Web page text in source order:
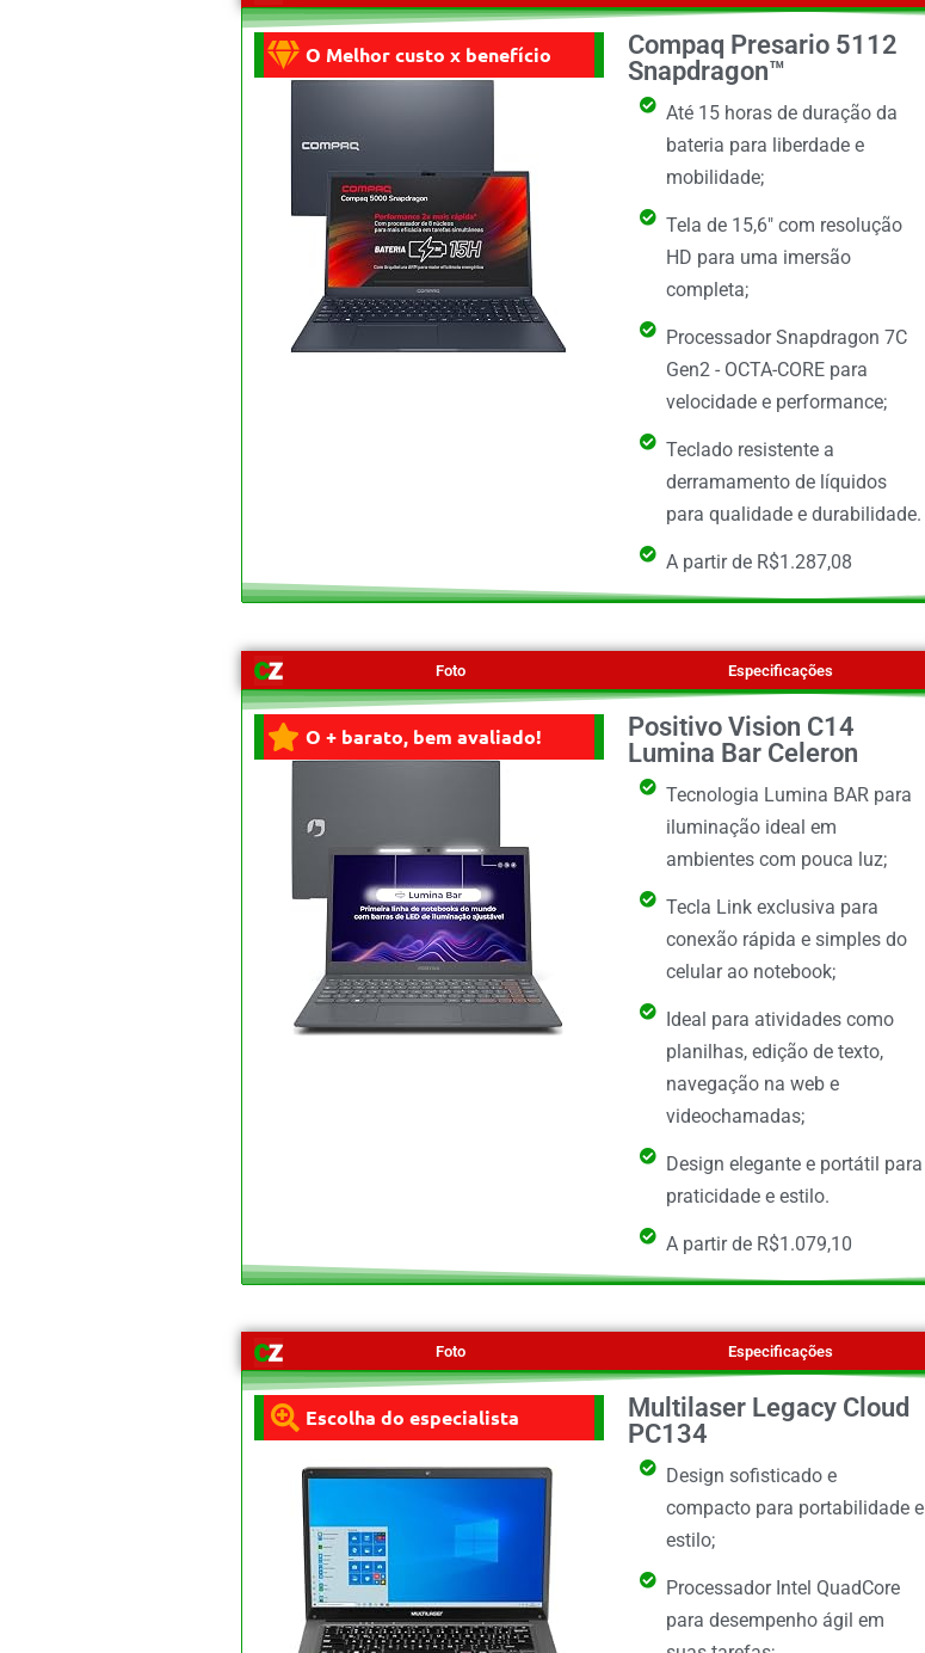
O Melhor custo x benefício
Compaq Presario 5112
Snapdragon™
Até 15 horas de duração da
bateria para liberdade e
mobilidade;
Tela de 15,6" com resolução
HD para uma imersão
completa;
Processador Snapdragon 7C
Gen2 - OCTA-CORE para
velocidade e performance;
Teclado resistente a
derramamento de líquidos
para qualidade e durabilidade.
A partir de R$1.287,08
Foto Especificações
O + barato, bem avaliado!
Positivo Vision C14
Lumina Bar Celeron
Tecnologia Lumina BAR para
iluminação ideal em
ambientes com pouca luz;
Tecla Link exclusiva para
conexão rápida e simples do
celular ao notebook;
Ideal para atividades como
planilhas, edição de texto,
navegação na web e
videochamadas;
Design elegante e portátil para
praticidade e estilo.
A partir de R$1.079,10
Foto Especificações
Escolha do especialista
Multilaser Legacy Cloud
PC134
Design sofisticado e
compacto para portabilidade e
estilo;
Processador Intel QuadCore
para desempenho ágil em